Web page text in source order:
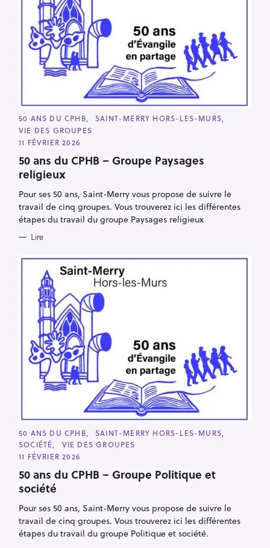
C
A
T
E
O
R
I
E
50 ANS DU CPHB
SAINT-MERRY HORS-LES-MURS
VIE DES GROUPES
11 FÉVRIER 2026
50 ans du CPHB – Groupe Paysages
religieux
Pour ses 50 ans, Saint-Merry vous propose de suivre le
travail de cinq groupes. Vous trouverez ici les différentes
étapes du travail du groupe Paysages religieux
Lire
C
A
T
E
O
R
I
E
50 ANS DU CPHB
SAINT-MERRY HORS-LES-MURS
SOCIÉTÉ
VIE DES GROUPES
11 FÉVRIER 2026
50 ans du CPHB – Groupe Politique et
société
Pour ses 50 ans, Saint-Merry vous propose de suivre le
travail de cinq groupes. Vous trouverez ici les différentes
étapes du travail du groupe Politique et société.